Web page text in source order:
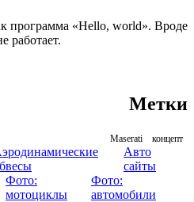
программа «Hello, world». Вроде
работает.
Метки
Maserati концепт
Авто
сайты
Фото:
мотоциклы
Фото:
автомобили